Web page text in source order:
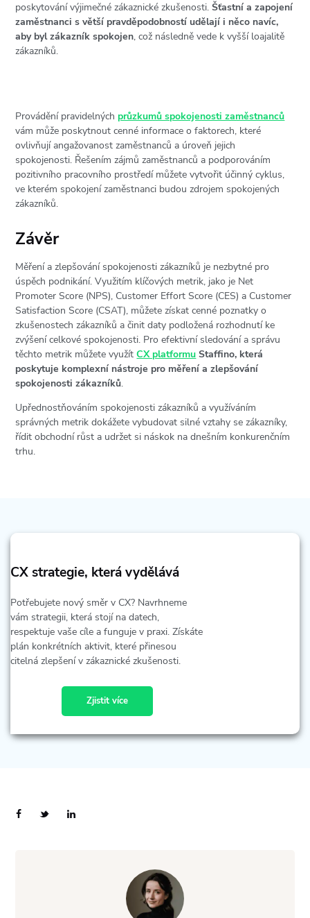
poskytování výjimečné zákaznické zkušenosti.Šťastní a zapojení
zaměstnanci s větší pravděpodobností udělají i něco navíc,
aby byl zákazník spokojen, což následně vede k vyšší loajalitě
zákazníků.
Provádění pravidelných průzkumů spokojenosti zaměstnanců
vám může poskytnout cenné informace o faktorech, které
ovlivňují angažovanost zaměstnanců a úroveň jejich
spokojenosti. Řešením zájmů zaměstnanců a podporováním
pozitivního pracovního prostředí můžete vytvořit účinný cyklus,
ve kterém spokojení zaměstnanci budou zdrojem spokojených
zákazníků.
Závěr
Měření a zlepšování spokojenosti zákazníků je nezbytné pro
úspěch podnikání. Využitím klíčových metrik, jako je Net
Promoter Score (NPS), Customer Effort Score (CES) a Customer
Satisfaction Score (CSAT), můžete získat cenné poznatky o
zkušenostech zákazníků a činit daty podložená rozhodnutí ke
zvýšení celkové spokojenosti. Pro efektivní sledování a správu
těchto metrik můžete využítCX platformu Staffino, která
poskytuje komplexní nástroje pro měření a zlepšování
spokojenosti zákazníků.
Upřednostňováním spokojenosti zákazníků a využíváním
správných metrik dokážete vybudovat silné vztahy se zákazníky,
řídit obchodní růst a udržet si náskok na dnešním konkurenčním
trhu.
CX strategie, která vydělává
Potřebujete nový směr v CX? Navrhneme
vám strategii, která stojí na datech,
respektuje vaše cíle a funguje v praxi. Získáte
plán konkrétních aktivit, které přinesou
citelná zlepšení v zákaznické zkušenosti.
Zjistit více